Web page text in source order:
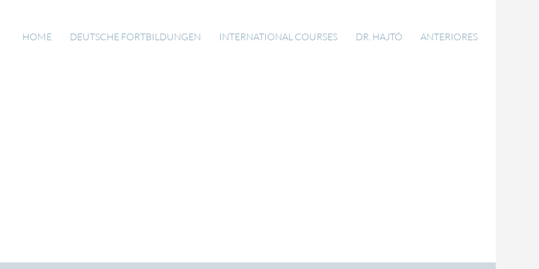
HOME DEUTSCHE FORTBILDUNGEN INTERNATIONAL COURSES DR. HAJTÓ ANTERIORES